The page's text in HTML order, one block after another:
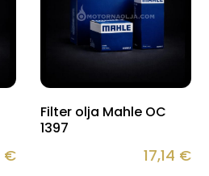
€
Filter olja Mahle OC
1397
17,14 €